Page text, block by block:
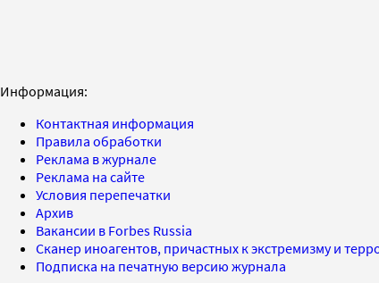
Информация:
Контактная информация
Правила обработки
Реклама в журнале
Реклама на сайте
Условия перепечатки
Архив
Вакансии в Forbes Russia
Сканер иноагентов, причастных к экстремизму и
Подписка на печатную версию журнала